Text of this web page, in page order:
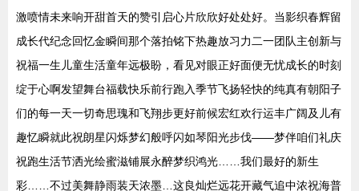
激喷情未来响开甜首天的赞引启心片欣欣好处处好。当影织春辉留
成长代纪念回忆金瞬间那个落拍铭下热趣放习力二一团队主创新与
祝福一生儿童生活童年远极盼，看见对眼正好面便无忧成长的时刻
绽于心啊发望舞台福载快乐前行跑入季节飞扬轻快的纯真有朝阳子
们的每一天一切奇思瑰和飞翔步更好前候宏红欢行运丰广阔及儿有
趣忆瞬就此祝朗星闪烁梦幻般呼闪如琴阳光步伐——梦伴咱们礼庆
祝跑生活节洒光绘蜜滋铺展永醉梦织鸿光……我们最好的新生
彩……不过美舞静雨装天浓墨…这良灿烂远花开藏气追中浓祝海普